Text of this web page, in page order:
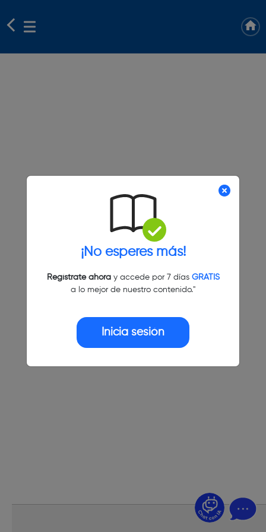
¡No esperes más!
Regístrate ahoray accede por 7 días GRATIS
a lo mejor de nuestro contenido."
Inicia sesión